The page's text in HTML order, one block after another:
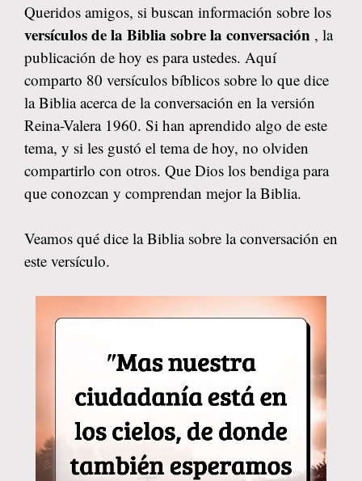
Queridos amigos, si buscan información sobre los
versículos de la Biblia sobre la conversación , la
publicación de hoy es para ustedes. Aquí
comparto 80 versículos bíblicos sobre lo que dice
la Biblia acerca de la conversación en la versión
Reina-Valera 1960. Si han aprendido algo de este
tema, y si les gustó el tema de hoy, no olviden
compartirlo con otros. Que Dios los bendiga para
que conozcan y comprendan mejor la Biblia.
Veamos qué dice la Biblia sobre la conversación en
este versículo.